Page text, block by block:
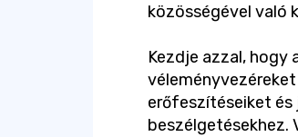
közösségével való
Kezdje azzal, hogy
erőfeszítéseiket és
beszélgetésekhez.